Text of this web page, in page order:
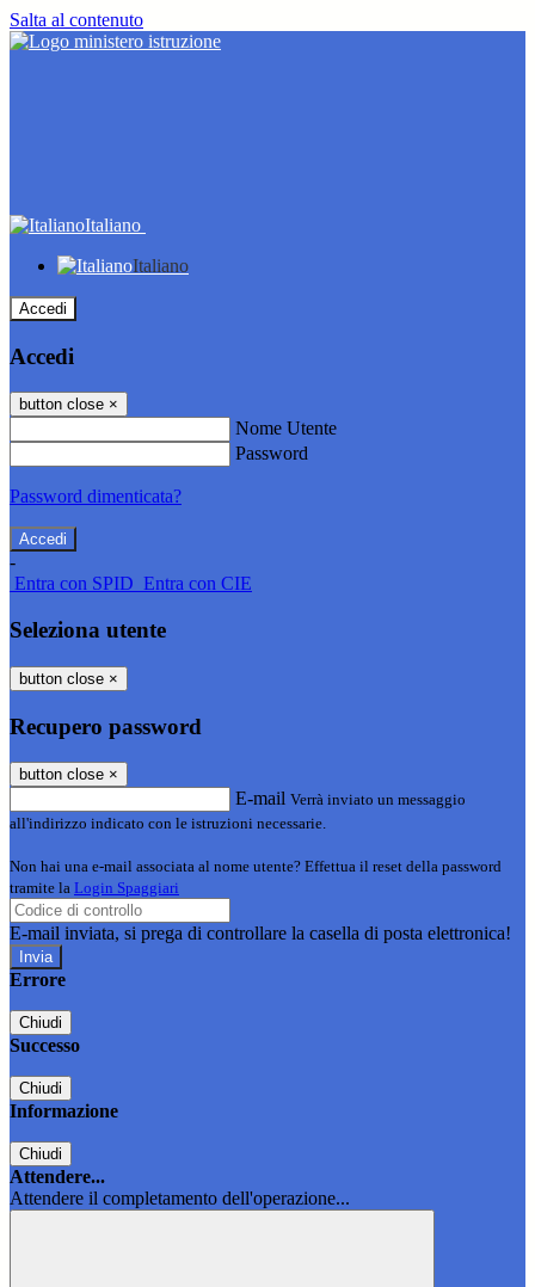
Salta al contenuto
Italiano
Italiano
Accedi
Accedi
button close ×
Nome Utente
Password
Password dimenticata?
-
Entra con SPID Entra con CIE
Seleziona utente
button close ×
Recupero password
button close ×
E-mail Verrà inviato un messaggio
all'indirizzo indicato con le istruzioni necessarie.
Non hai una e-mail associata al nome utente? Effettua il reset della password
tramite la Login Spaggiari
E-mail inviata, si prega di controllare la casella di posta elettronica!
Errore
Chiudi
Successo
Chiudi
Informazione
Chiudi
Attendere...
Attendere il completamento dell'operazione...